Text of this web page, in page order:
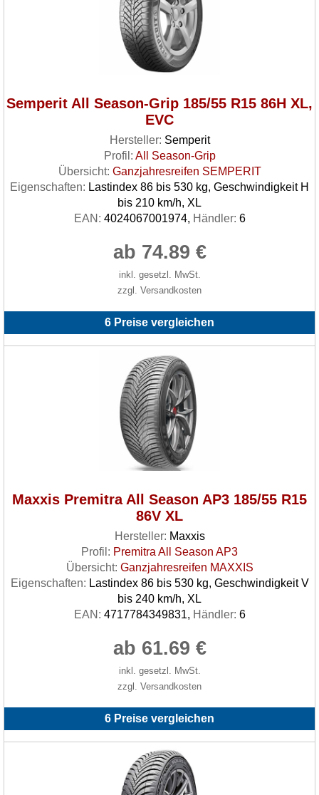
Semperit All Season-Grip 185/55 R15 86H XL,
EVC
Hersteller: Semperit
Profil: All Season-Grip
Übersicht: Ganzjahresreifen SEMPERIT
Eigenschaften: Lastindex 86 bis 530 kg, Geschwindigkeit H
bis 210 km/h, XL
EAN: 4024067001974, Händler: 6
ab 74.89 €
inkl. gesetzl. MwSt.
zzgl. Versandkosten
6 Preise vergleichen
Maxxis Premitra All Season AP3 185/55 R15
86V XL
Hersteller: Maxxis
Profil: Premitra All Season AP3
Übersicht: Ganzjahresreifen MAXXIS
Eigenschaften: Lastindex 86 bis 530 kg, Geschwindigkeit V
bis 240 km/h, XL
EAN: 4717784349831, Händler: 6
ab 61.69 €
inkl. gesetzl. MwSt.
zzgl. Versandkosten
6 Preise vergleichen